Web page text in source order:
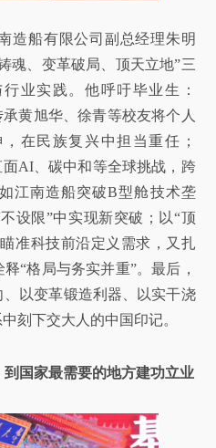
造船有限公司副总经理朱明
魂、变革破局、顶天立地”三
业实践。他呼吁毕业生：
黄旭华、徐青等校友将个人
在民族复兴中担当重任；
AI、碳中和等全球挑战，跨
江南造船突破B型舱技术垄
设限”中实现新突破；以“顶
准科技前沿定义需求，又扎
“格局与务实并重”。最后，
以变革锻造利器、以实干浇
刻下交大人的中国印记。
国家最需要的地方建功立业